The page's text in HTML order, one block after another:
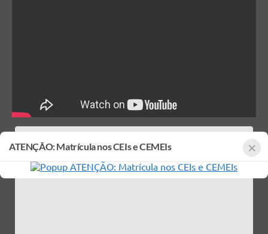
×
ATENÇÃO: Matrícula nos CEIs e CEMEIs